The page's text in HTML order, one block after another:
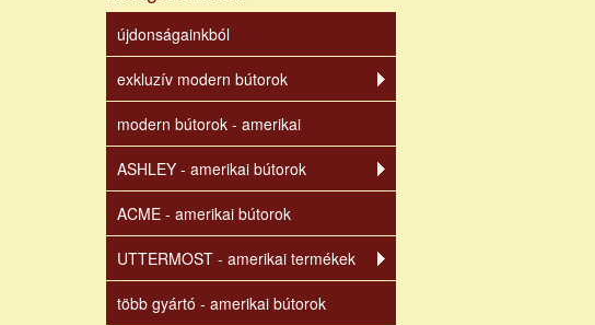
újdonságainkból
exkluzív modern bútorok
modern bútorok - amerikai
ASHLEY - amerikai bútorok
ACME - amerikai bútorok
UTTERMOST - amerikai termékek
több gyártó - amerikai bútorok